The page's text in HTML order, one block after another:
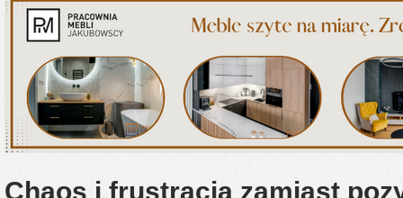
Chaos i frustracja zamiast